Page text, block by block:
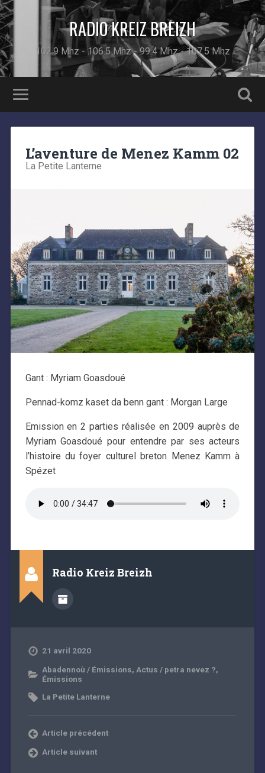
RADIO KREIZ BREIZH
102.9 Mhz - 106.5 Mhz - 99.4 Mhz - 107.5 Mhz
L’aventure de Menez Kamm 02
La Petite Lanterne
Gant : Myriam Goasdoué
Pennad-komz kaset da benn gant : Morgan Large
Emission en 2 parties réalisée en 2009 auprès de
Myriam Goasdoué pour entendre par ses acteurs
l’histoire du foyer culturel breton Menez Kamm à
Spézet
Radio Kreiz Breizh
21 avril 2020
Abadennoù / Émissions, Actus / petra nevez ?,
Émissions
La Petite Lanterne
Article précédent
Article suivant